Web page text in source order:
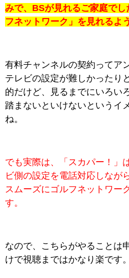
みで、BSが見れるご家庭で
フネットワーク」を見れるよ
有料チャンネルの契約ってア
テレビの設定が難しかったり
的だけど、見るまでにいろい
踏まないといけないというイ
ね。
でも実際は、「スカパー！」
ビ側の設定を電話対応しなが
スムーズにゴルフネットワー
す。
なので、こちらがやることは
けで視聴まではかなり楽です。